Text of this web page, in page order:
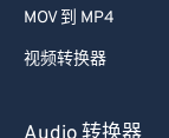
MOV 到 MP4
视频转换器